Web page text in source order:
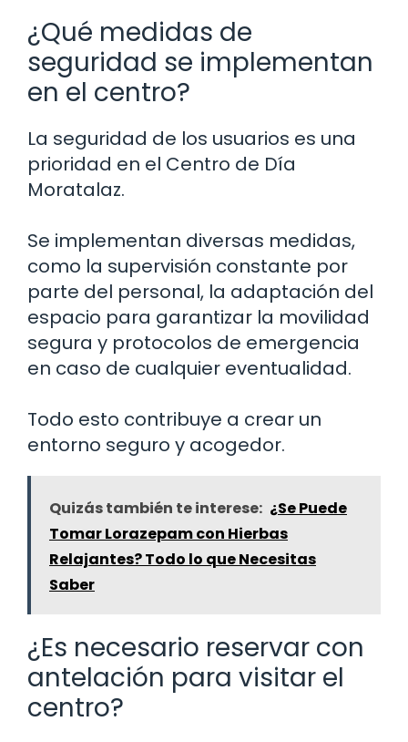
¿Qué medidas de
seguridad se implementan
en el centro?
La seguridad de los usuarios es una
prioridad en el Centro de Día
Moratalaz.
Se implementan diversas medidas,
como la supervisión constante por
parte del personal, la adaptación del
espacio para garantizar la movilidad
segura y protocolos de emergencia
en caso de cualquier eventualidad.
Todo esto contribuye a crear un
entorno seguro y acogedor.
Quizás también te interese: ¿Se Puede
Tomar Lorazepam con Hierbas
Relajantes? Todo lo que Necesitas
Saber
¿Es necesario reservar con
antelación para visitar el
centro?